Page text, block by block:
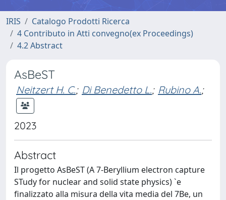
IRIS
Catalogo Prodotti Ricerca
4 Contributo in Atti convegno(ex Proceedings)
4.2 Abstract
AsBeST
Neitzert H. C.; Di Benedetto L.; Rubino A.;
2023
Abstract
Il progetto AsBeST (A 7-Beryllium electron capture
STudy for nuclear and solid state physics) `e
finalizzato alla misura della vita media del 7Be, un